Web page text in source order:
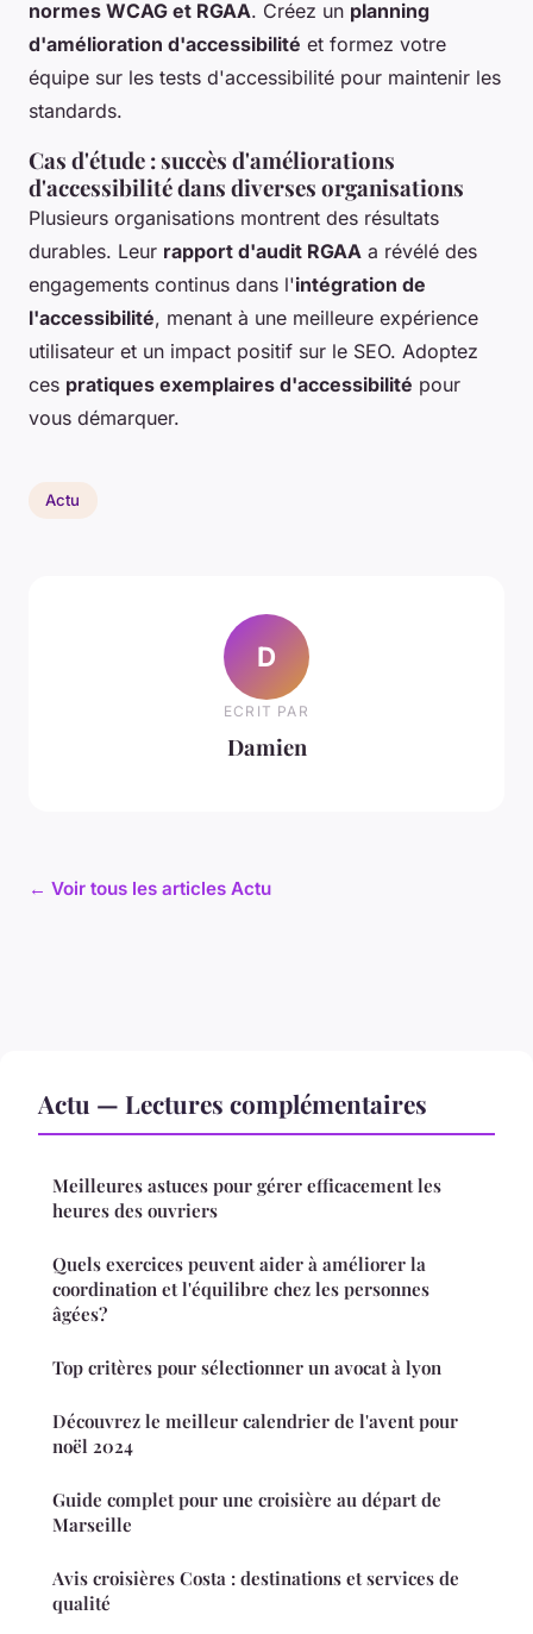
normes WCAG et RGAA. Créez un planning
d'amélioration d'accessibilité et formez votre
équipe sur les tests d'accessibilité pour maintenir les
standards.
Cas d'étude : succès d'améliorations
d'accessibilité dans diverses organisations
Plusieurs organisations montrent des résultats
durables. Leur rapport d'audit RGAA a révélé des
engagements continus dans l'intégration de
l'accessibilité, menant à une meilleure expérience
utilisateur et un impact positif sur le SEO. Adoptez
ces pratiques exemplaires d'accessibilité pour
vous démarquer.
Actu
D
ECRIT PAR
Damien
← Voir tous les articles Actu
Actu — Lectures complémentaires
Meilleures astuces pour gérer efficacement les
heures des ouvriers
Quels exercices peuvent aider à améliorer la
coordination et l'équilibre chez les personnes
âgées?
Top critères pour sélectionner un avocat à lyon
Découvrez le meilleur calendrier de l'avent pour
noël 2024
Guide complet pour une croisière au départ de
Marseille
Avis croisières Costa : destinations et services de
qualité